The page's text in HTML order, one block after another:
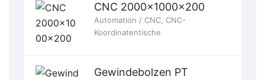
CNC 2000x1000x200
Automation / CNC CNC-
Koordinatentische
Gewindebolzen PT